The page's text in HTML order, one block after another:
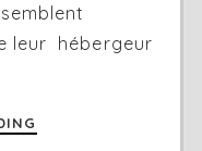
leur hébergeur